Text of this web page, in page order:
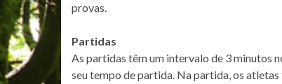
provas.
Partidas
As partidas têm um intervalo de 3 minutos
seu tempo de partida. Na partida, os